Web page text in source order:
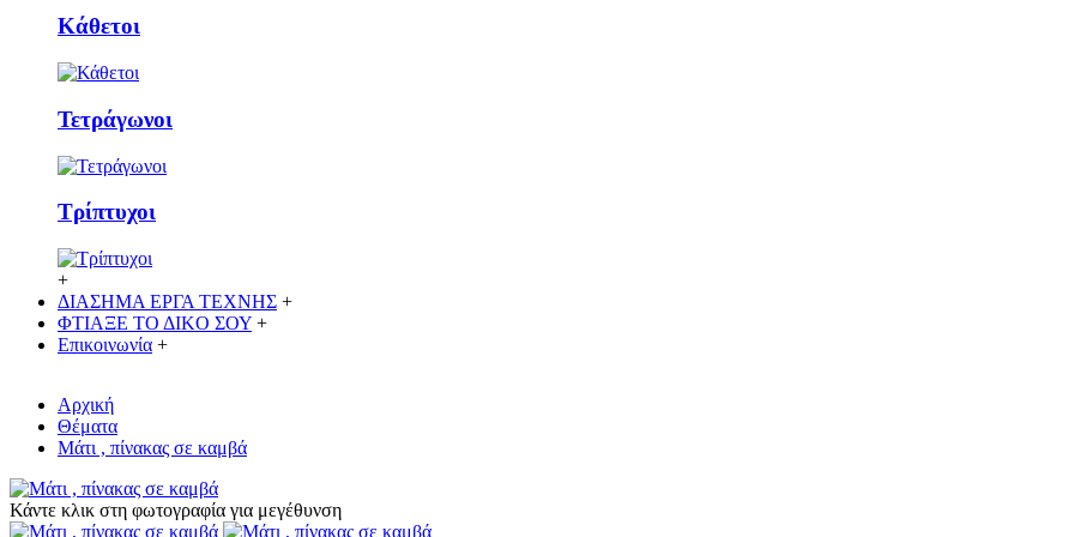
Κάθετoι
Τετράγωνοι
Τρίπτυχοι
+
ΔΙΑΣΗΜΑ ΕΡΓΑ ΤΕΧΝΗΣ +
ΦΤΙΑΞΕ ΤΟ ΔΙΚO ΣΟΥ +
Επικοινωνία +
Αρχική
Θέματα
Μάτι , πίνακας σε καμβά
Κάντε κλικ στη φωτογραφία για μεγέθυνση